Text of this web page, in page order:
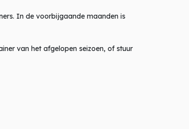
In de voorbijgaande maanden is
van het afgelopen seizoen, of stuur